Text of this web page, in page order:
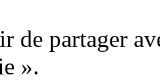
de partager
».